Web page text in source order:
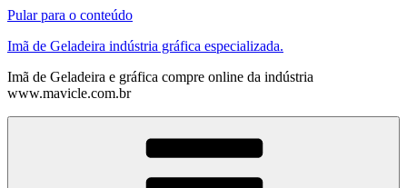
Pular para o conteúdo
Imã de Geladeira indústria gráfica especializada.
Imã de Geladeira e gráfica compre online da indústria
www.mavicle.com.br